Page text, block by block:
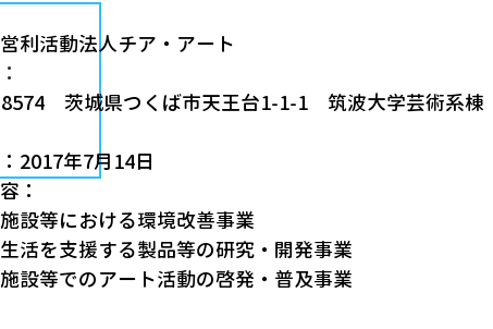
利活動法人チア・アート
8574 茨城県つくば市天王台1-1-1 筑波大学芸術系棟
2017年7月14日
：
設等における環境改善事業
活を支援する製品等の研究・開発事業
設等でのアート活動の啓発・普及事業